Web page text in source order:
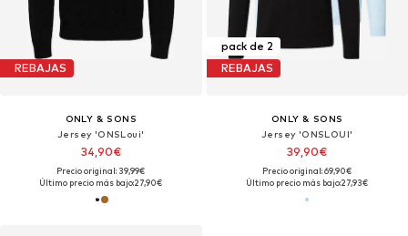
REBAJAS
ONLY & SONS
Jersey 'ONSLoui'
34,90€
Precio original: 39,99€
Último precio más bajo:27,90€
pack de 2
REBAJAS
ONLY & SONS
Jersey 'ONSLOUI'
39,90€
Precio original: 69,90€
Último precio más bajo:27,93€